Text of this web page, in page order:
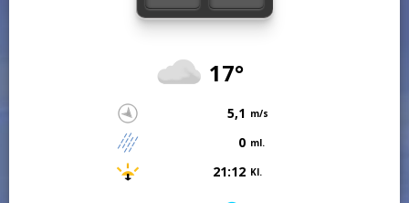
17°
5,1 m/s
0 ml.
21:12 Kl.